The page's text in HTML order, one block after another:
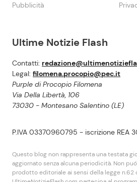
Ultime Notizie Flash
Contatti:
Legal: filomena.procopio@pec.it
Purple di Procopio Filomena
Via Della Libertà, 106
73030 - Montesano Salentino (LE)
P.IVA 03370960795 - iscrizione REA
Questo blog non rappresenta una testata
aggiornato senza alcuna periodicità. Non
prodotto editoriale ai sensi della legge n.62
Pubblicità